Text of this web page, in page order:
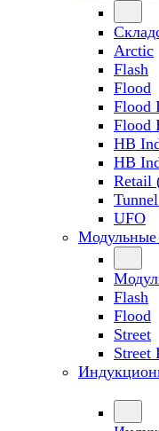
Arctic
Flash
Flood
Flood
Flood
HB
HB
Retail
UFO
Модульные
Flash
Flood
Street
Street